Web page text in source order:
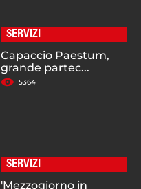
SERVIZI
Capaccio Paestum,
grande partec...
5364
SERVIZI
'Mezzogiorno in